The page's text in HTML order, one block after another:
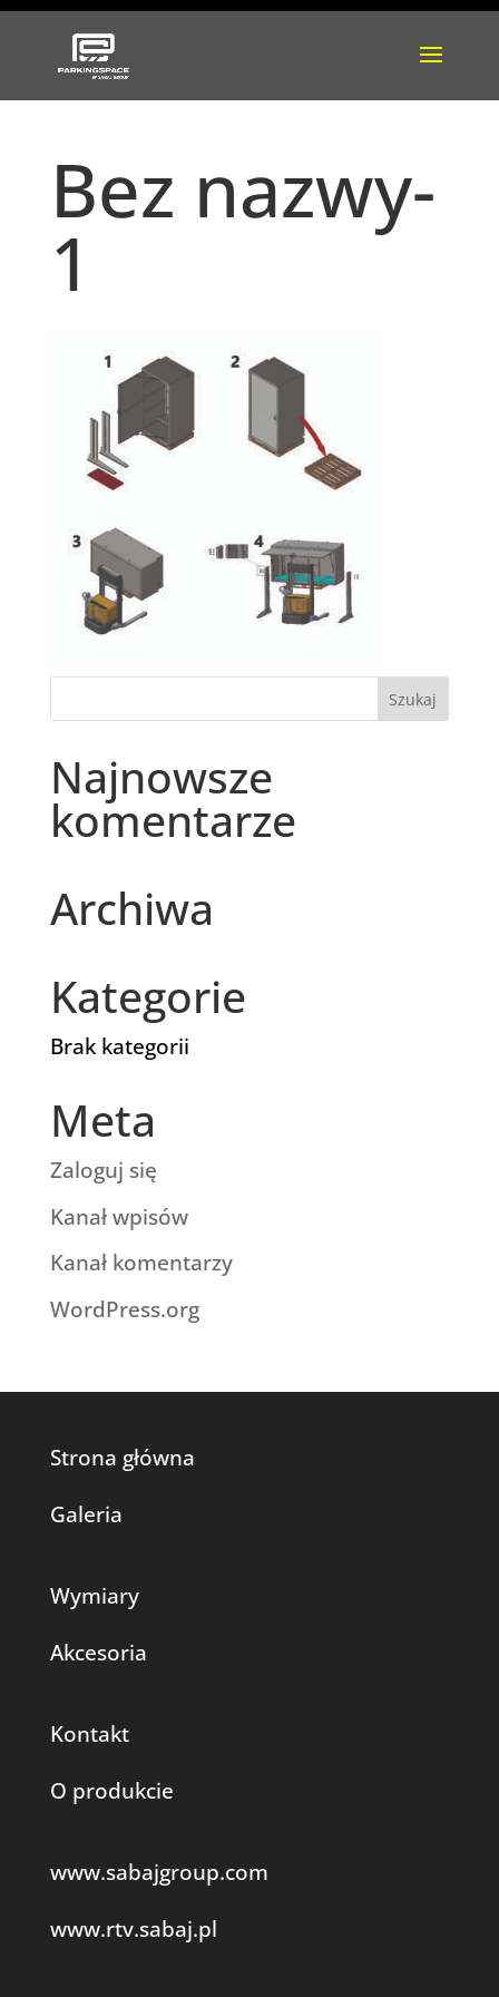
Bez nazwy-
1
Najnowsze
komentarze
Archiwa
Kategorie
Brak kategorii
Meta
Zaloguj się
Kanał wpisów
Kanał komentarzy
WordPress.org
Strona główna
Galeria
Wymiary
Akcesoria
Kontakt
O produkcie
www.sabajgroup.com
www.rtv.sabaj.pl